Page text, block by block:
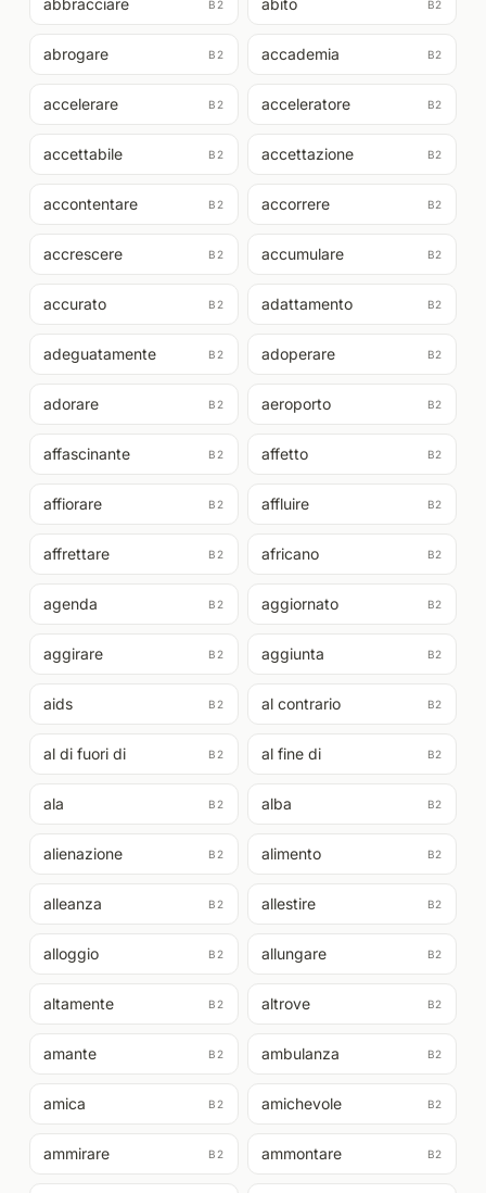
abbracciare B2 abito B2
abrogare B2 accademia B2
accelerare B2 acceleratore B2
accettabile B2 accettazione B2
accontentare B2 accorrere B2
accrescere B2 accumulare B2
accurato B2 adattamento B2
adeguatamente B2 adoperare B2
adorare B2 aeroporto B2
affascinante B2 affetto B2
affiorare B2 affluire B2
affrettare B2 africano B2
agenda B2 aggiornato B2
aggirare B2 aggiunta B2
aids B2 al contrario B2
al di fuori di B2 al fine di B2
ala B2 alba B2
alienazione B2 alimento B2
alleanza B2 allestire B2
alloggio B2 allungare B2
altamente B2 altrove B2
amante B2 ambulanza B2
amica B2 amichevole B2
ammirare B2 ammontare B2